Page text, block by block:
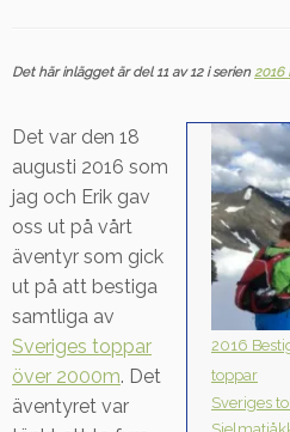
Det här inlägget är del 11 av 12 i serien2016
2016
toppar
Sveriges
Det var den 18
augusti 2016 som
jag och Erik gav
oss ut på vårt
äventyr som gick
ut på att bestiga
samtliga av
Sveriges toppar
över 2000m. Det
äventyret var